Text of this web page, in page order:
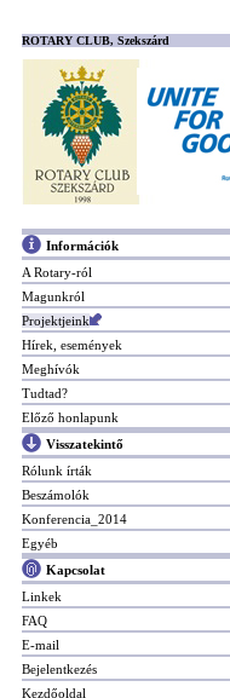
ROTARY CLUB, Szekszárd
Információk
A Rotary-ról
Magunkról
Projektjeink
Hírek, események
Meghívók
Tudtad?
Előző honlapunk
Visszatekintő
Rólunk írták
Beszámolók
Konferencia_2014
Egyéb
Kapcsolat
Linkek
FAQ
E-mail
Bejelentkezés
Kezdőoldal